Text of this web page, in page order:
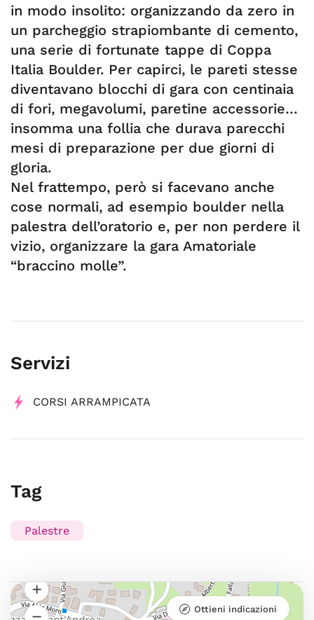
in modo insolito: organizzando da zero in
un parcheggio strapiombante di cemento,
una serie di fortunate tappe di Coppa
Italia Boulder. Per capirci, le pareti stesse
diventavano blocchi di gara con centinaia
di fori, megavolumi, paretine accessorie…
insomma una follia che durava parecchi
mesi di preparazione per due giorni di
gloria.
Nel frattempo, però si facevano anche
cose normali, ad esempio boulder nella
palestra dell’oratorio e, per non perdere il
vizio, organizzare la gara Amatoriale
“braccino molle”.
Servizi
CORSI ARRAMPICATA
Tag
Palestre
Ottieni indicazioni